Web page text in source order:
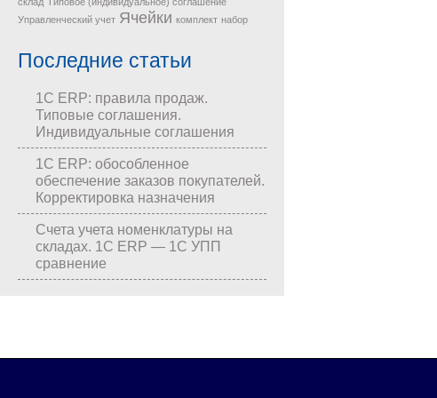
Управленческий учет Ячейки комплект набор
Последние статьи
1С ERP: правила продаж.
Типовые соглашения.
Индивидуальные соглашения
1С ERP: обособленное
обеспечение заказов покупателей.
Корректировка назначения
Счета учета номенклатуры на
складах. 1С ERP — 1С УПП
сравнение